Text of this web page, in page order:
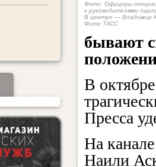
Фото: Офицеры
с руководителями
В центре — Владимир
Фото ТАСС
бывают
В
Пресса
На
Наили